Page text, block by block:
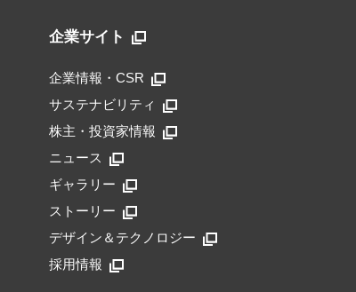
企業サイト
企業情報・CSR
サステナビリティ
株主・投資家情報
ニュース
ギャラリー
ストーリー
デザイン＆テクノロジー
採用情報